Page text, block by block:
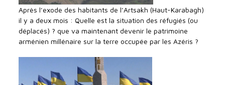
Après l’exode des habitants de l’Artsakh (Haut-Karabagh)
il y a deux mois : Quelle est la situation des réfugiés (ou
déplacés) ? que va maintenant devenir le patrimoine
arménien millénaire sur la terre occupée par les Azéris ?